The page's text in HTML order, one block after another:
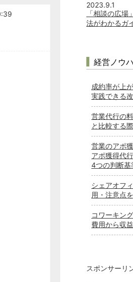
2023.9.1
「相談の広
法がわかるガ
経営ノウ
成約率が上
実践できる
営業代行の
と比較する
営業のアポ
アポ獲得代
4つの判断基
シェアオフ
用・注意点
コワーキン
費用から収
スポンサーリ